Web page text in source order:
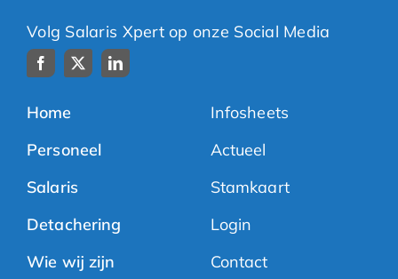
Volg Salaris Xpert op onze Social Media
Home
Personeel
Salaris
Detachering
Wie wij zijn
Infosheets
Actueel
Stamkaart
Login
Contact